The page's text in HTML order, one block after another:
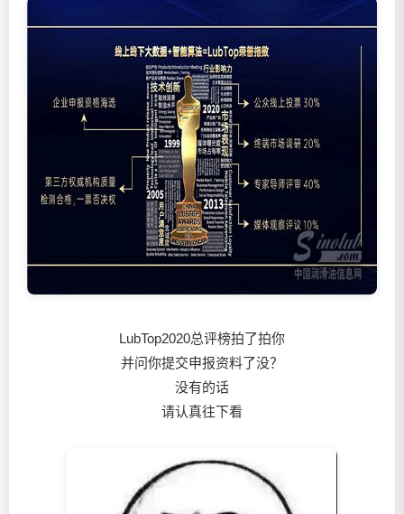
LubTop2020总评榜拍了拍你
并问你提交申报资料了没？
没有的话
请认真往下看